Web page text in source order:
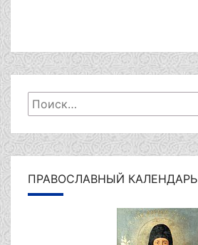
Искать:
ПРАВОСЛАВНЫЙ КАЛЕНДАРЬ